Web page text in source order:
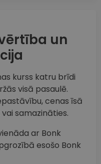
un
kurss katru brīdi
visā pasaulē.
cenas īsā
samazināties.
ar Bonk
esošo Bonk